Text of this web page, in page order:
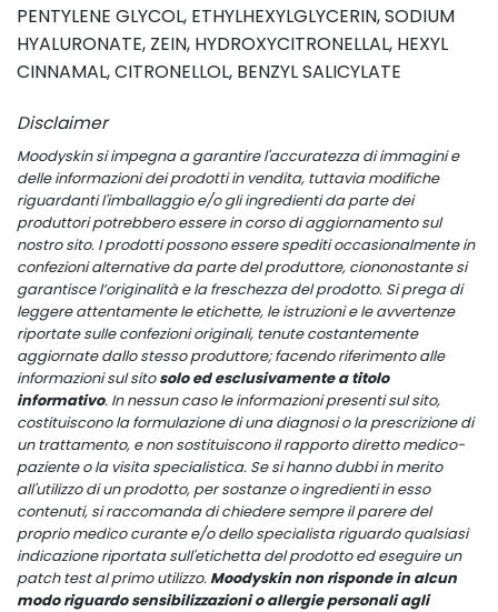
PENTYLENE GLYCOL, ETHYLHEXYLGLYCERIN, SODIUM
HYALURONATE, ZEIN, HYDROXYCITRONELLAL, HEXYL
CINNAMAL, CITRONELLOL, BENZYL SALICYLATE
Disclaimer
Moodyskin si impegna a garantire l'accuratezza di immagini e
delle informazioni dei prodotti in vendita, tuttavia modifiche
riguardanti l'imballaggio e/o gli ingredienti da parte dei
produttori potrebbero essere in corso di aggiornamento sul
nostro sito. I prodotti possono essere spediti occasionalmente in
confezioni alternative da parte del produttore, ciononostante si
garantisce l’originalità e la freschezza del prodotto. Si prega di
leggere attentamente le etichette, le istruzioni e le avvertenze
riportate sulle confezioni originali, tenute costantemente
aggiornate dallo stesso produttore; facendo riferimento alle
informazioni sul sitosolo ed esclusivamente a titolo
informativo. In nessun caso le informazioni presenti sul sito,
costituiscono la formulazione di una diagnosi o la prescrizione di
un trattamento, e non sostituiscono il rapporto diretto medico-
paziente o la visita specialistica. Se si hanno dubbi in merito
all'utilizzo di un prodotto, per sostanze o ingredienti in esso
contenuti, si raccomanda di chiedere sempre il parere del
proprio medico curante e/o dello specialista riguardo qualsiasi
indicazione riportata sull'etichetta del prodotto ed eseguire un
patch test al primo utilizzo. Moodyskin non risponde in alcun
modo riguardo sensibilizzazioni o allergie personali agli